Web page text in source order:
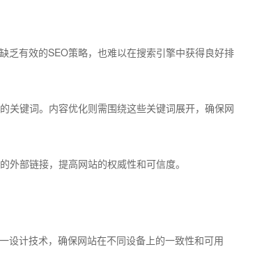
乏有效的SEO策略，也难以在搜索引擎中获得良好排
关键词。内容优化则需围绕这些关键词展开，确保网
部链接，提高网站的权威性和可信度。
设计技术，确保网站在不同设备上的一致性和可用